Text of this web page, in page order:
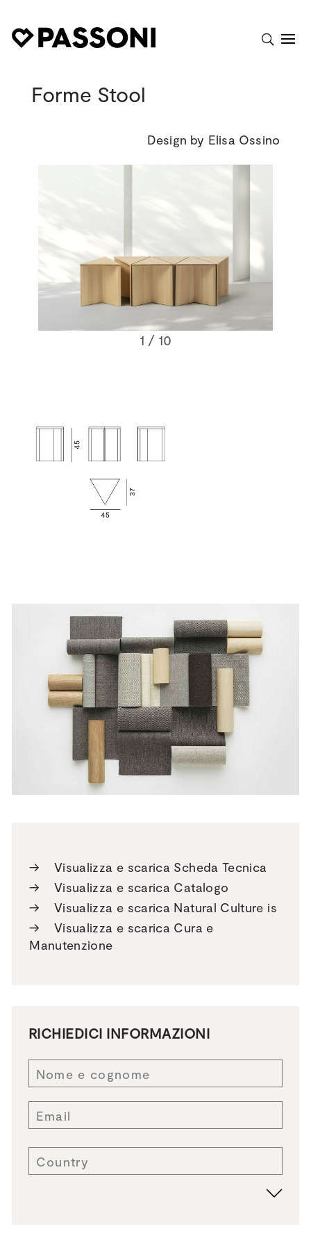
Forme Stool
Design by Elisa Ossino
1 / 10
→
Visualizza e scarica Scheda Tecnica
→
Visualizza e scarica Catalogo
→
Visualizza e scarica Natural Culture is
→
Visualizza e scarica Cura e
Manutenzione
RICHIEDICI INFORMAZIONI